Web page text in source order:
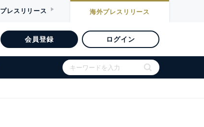
プレスリリース 海外プレスリリース
会員登録 ログイン